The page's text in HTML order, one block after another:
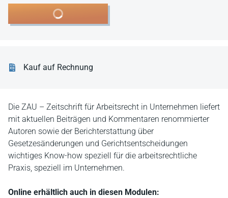
Die ZAU – Zeitschrift für Arbeitsrecht in Unternehmen liefert
mit aktuellen Beiträgen und Kommentaren renommierter
Autoren sowie der Berichterstattung über
Gesetzesänderungen und Gerichtsentscheidungen
wichtiges Know-how speziell für die arbeitsrechtliche
Praxis, speziell im Unternehmen.
Online erhältlich auch in diesen Modulen:
In den Warenkorb
Kauf auf Rechnung